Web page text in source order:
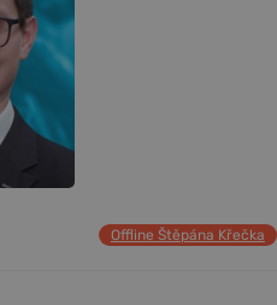
Offline Štěpána Křečka